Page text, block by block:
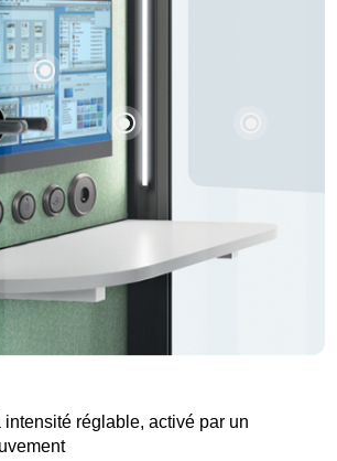
réglable, activé par un